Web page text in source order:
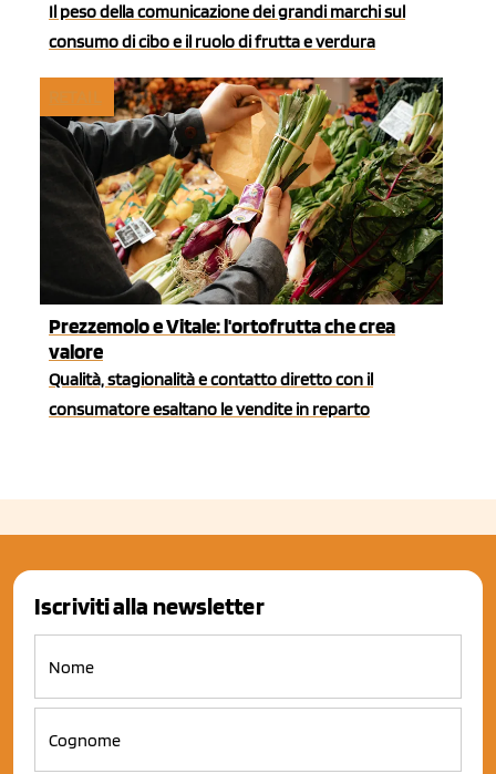
Il peso della comunicazione dei grandi marchi sul
consumo di cibo e il ruolo di frutta e verdura
Prezzemolo e Vitale: l'ortofrutta che crea
valore
Qualità, stagionalità e contatto diretto con il
consumatore esaltano le vendite in reparto
Iscriviti alla newsletter